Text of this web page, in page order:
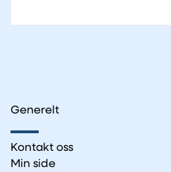
Generelt
Kontakt oss
Min side